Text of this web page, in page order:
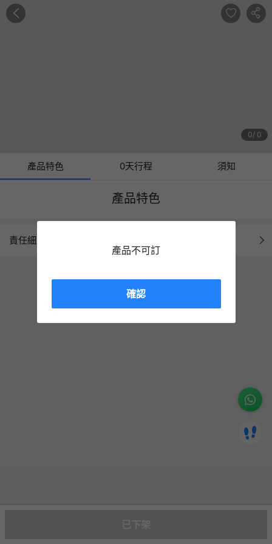
0 0
產品特色 0天行程 須知
產品特色
責任細則
產品不可訂
確認